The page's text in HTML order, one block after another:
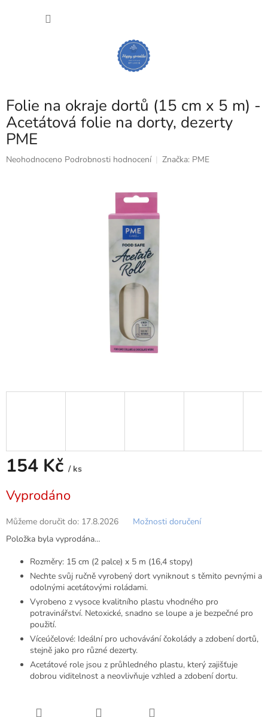
Folie na okraje dortů (15 cm x 5 m) -
Acetátová folie na dorty, dezerty
PME
Průměrné
Neohodnoceno Podrobnosti hodnocení Značka: PME
154 Kč / ks
cena:
Vyprodáno
Můžeme doručit do: 17.8.2026
Možnosti doručení
Položka byla vyprodána…
Rozměry: 15 cm (2 palce) x 5 m (16,4 stopy)
Nechte svůj ručně vyrobený dort vyniknout s těmito pevnými a
odolnými acetátovými roládami.
Vyrobeno z vysoce kvalitního plastu vhodného pro
potravinářství. Netoxické, snadno se loupe a je bezpečné pro
použití.
Víceúčelové: Ideální pro uchovávání čokolády a zdobení dortů,
stejně jako pro různé dezerty.
Acetátové role jsou z průhledného plastu, který zajišťuje
dobrou viditelnost a neovlivňuje vzhled a zdobení dortu.